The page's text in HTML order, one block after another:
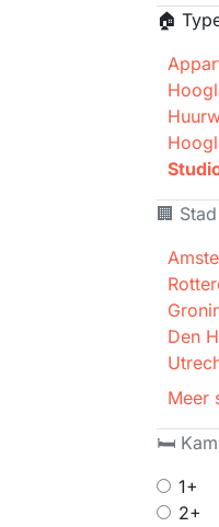
🏠
🏢 Stad
Den
Meer
🛏
1+
2+